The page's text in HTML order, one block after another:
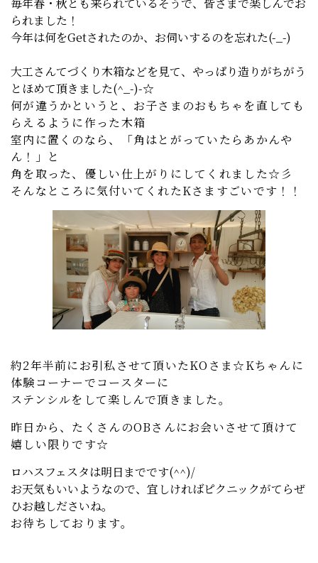
られました！
今年は何をGetされたのか、お伺いするのを忘れた(-_-)
大工さんてづくり木箱などを見て、やっぱり造りがちがう
とほめて頂きました(^_-)-☆
何が違うかというと、お子さまのおもちゃを直しても
らえるように作った木箱
室内に置くのなら、「角はとがっていたらあかんや
ん！」と
角を取った、優しい仕上がりにしてくれました☆彡
そんなところに気付いてくれたKさますごいです！！
約2年半前にお引私させて頂いたKOさま☆Kちゃんに
体験コーナーでコースターに
ステンシルをして楽しんで頂きました。
昨日から、たくさんのOBさんにお会いさせて頂けて
嬉しい限りです☆
ロハスフェスタは明日までです(^^)/
お天気もいいようなので、宜しければピクニックがてらぜ
ひお越しださいね。
お待ちしております。